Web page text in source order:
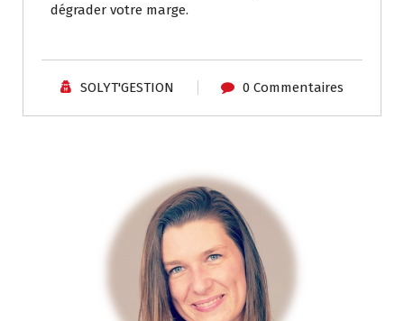
dégrader votre marge.
SOLYT'GESTION 0 Commentaires